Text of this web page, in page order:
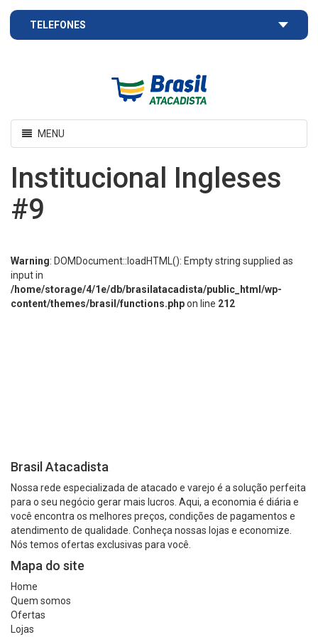
TELEFONES
Atacadista
Toggle
navigation
MENU
Institucional Ingleses
#9
Warning: DOMDocument::loadHTML(): Empty string supplied as
input in
/home/storage/4/1e/db/brasilatacadista/public_html/wp-
content/themes/brasil/functions.phpon line 212
Brasil Atacadista
Nossa rede especializada de atacado e varejo é a solução perfeita
para o seu negócio gerar mais lucros. Aqui, a economia é diária e
você encontra os melhores preços, condições de pagamentos e
atendimento de qualidade. Conheça nossas lojas e economize.
Nós temos ofertas exclusivas para você.
Mapa do site
Home
Quem somos
Ofertas
Lojas